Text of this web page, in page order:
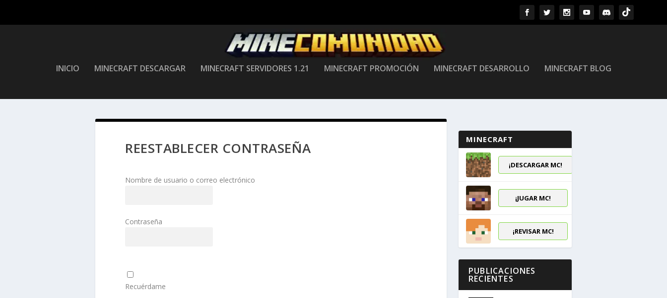
INICIO MINECRAFT DESCARGAR MINECRAFT SERVIDORES 1.21 MINECRAFT PROMOCIÓN MINECRAFT DESARROLLO MINECRAFT BLOG
REESTABLECER CONTRASEÑA
Nombre de usuario o correo electrónico
Contraseña
Recuérdame
MINECRAFT
¡DESCARGAR MC!
¡JUGAR MC!
¡REVISAR MC!
PUBLICACIONES
RECIENTES